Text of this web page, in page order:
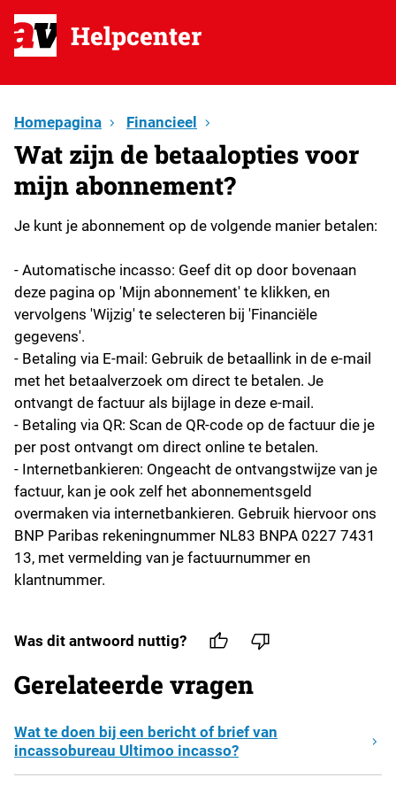
Helpcenter
Homepagina Financieel
Wat zijn de betaalopties voor
mijn abonnement?
Je kunt je abonnement op de volgende manier betalen:
- Automatische incasso: Geef dit op door bovenaan
deze pagina op 'Mijn abonnement' te klikken, en
vervolgens 'Wijzig' te selecteren bij 'Financiële
gegevens'.
- Betaling via E-mail: Gebruik de betaallink in de e-mail
met het betaalverzoek om direct te betalen. Je
ontvangt de factuur als bijlage in deze e-mail.
- Betaling via QR: Scan de QR-code op de factuur die je
per post ontvangt om direct online te betalen.
- Internetbankieren: Ongeacht de ontvangstwijze van je
factuur, kan je ook zelf het abonnementsgeld
overmaken via internetbankieren. Gebruik hiervoor ons
BNP Paribas rekeningnummer NL83 BNPA 0227 7431
13, met vermelding van je factuurnummer en
klantnummer.
Was dit antwoord nuttig?
Gerelateerde vragen
Wat te doen bij een bericht of brief van
incassobureau Ultimoo incasso?